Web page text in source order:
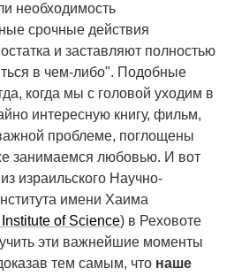
необходимость
срочные действия
и заставляют полностью
в чем-либо". Подобные
когда мы с головой уходим в
интересную книгу, фильм,
проблеме, поглощены
занимаемся любовью. И вот
из израильского Научно-
имени Хаима
of Science) в Реховоте
эти важнейшие моменты
тем самым, что наше